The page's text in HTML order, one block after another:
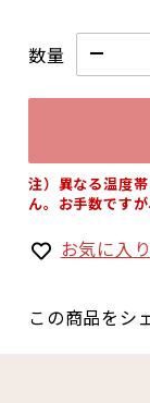
数量
注）異なる温度
ん。お手数です
お気に入
この商品をシ